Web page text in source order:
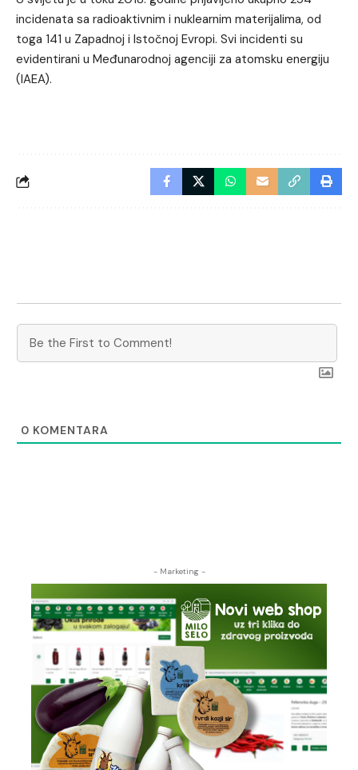
incidenata sa radioaktivnim i nuklearnim materijalima, od
toga 141 u Zapadnoj i Istočnoj Evropi. Svi incidenti su
evidentirani u Međunarodnoj agenciji za atomsku energiju
(IAEA).
0 KOMENTARA
- Marketing -